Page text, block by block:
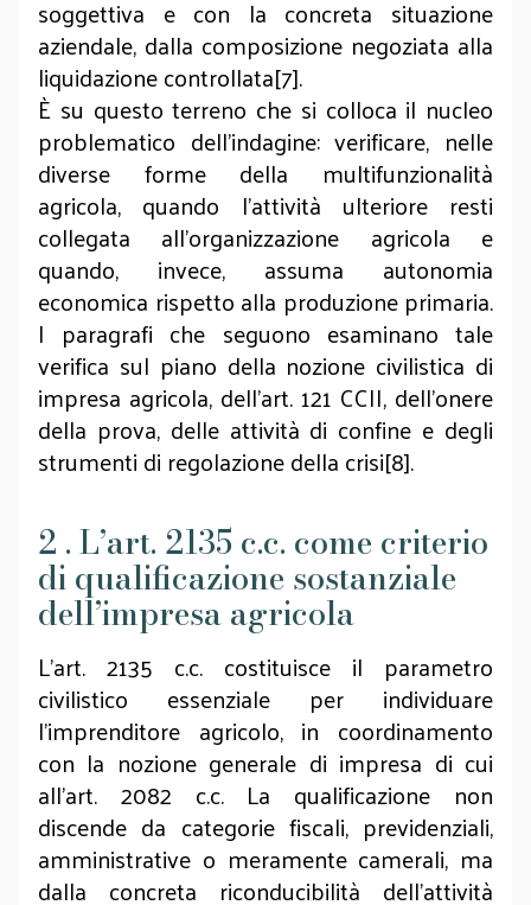
soggettiva e con la concreta situazione
aziendale, dalla composizione negoziata alla
liquidazione controllata[7].
È su questo terreno che si colloca il nucleo
problematico dell’indagine: verificare, nelle
diverse forme della multifunzionalità
agricola, quando l’attività ulteriore resti
collegata all’organizzazione agricola e
quando, invece, assuma autonomia
economica rispetto alla produzione primaria.
I paragrafi che seguono esaminano tale
verifica sul piano della nozione civilistica di
impresa agricola, dell’art. 121 CCII, dell’onere
della prova, delle attività di confine e degli
strumenti di regolazione della crisi[8].
2 . L’art. 2135 c.c. come criterio
di qualificazione sostanziale
dell’impresa agricola
L’art. 2135 c.c. costituisce il parametro
civilistico essenziale per individuare
l’imprenditore agricolo, in coordinamento
con la nozione generale di impresa di cui
all’art. 2082 c.c. La qualificazione non
discende da categorie fiscali, previdenziali,
amministrative o meramente camerali, ma
dalla concreta riconducibilità dell’attività